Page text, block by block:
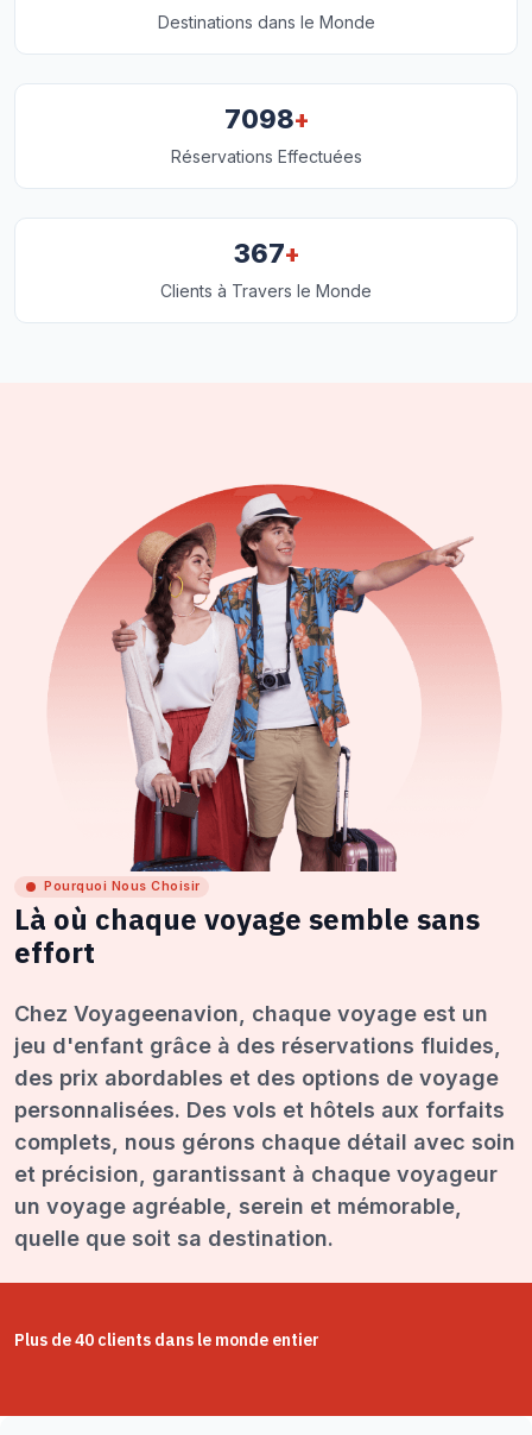
Destinations dans le Monde
7098+
Réservations Effectuées
367+
Clients à Travers le Monde
Pourquoi Nous Choisir
Là où chaque voyage semble sans
effort
Chez Voyageenavion, chaque voyage est un
jeu d'enfant grâce à des réservations fluides,
des prix abordables et des options de voyage
personnalisées. Des vols et hôtels aux forfaits
complets, nous gérons chaque détail avec soin
et précision, garantissant à chaque voyageur
un voyage agréable, serein et mémorable,
quelle que soit sa destination.
Plus de 40 clients dans le monde entier